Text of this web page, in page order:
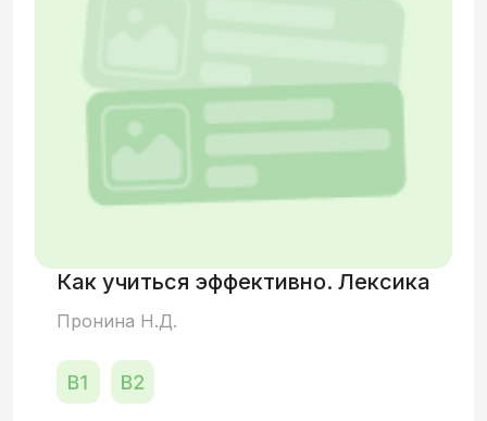
Как учиться эффективно. Лексика
Пронина Н.Д.